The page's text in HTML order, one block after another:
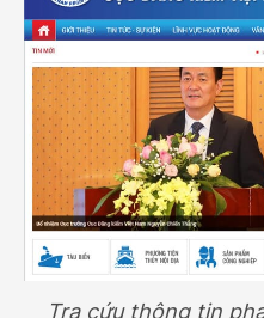
Tra cứu thông tin